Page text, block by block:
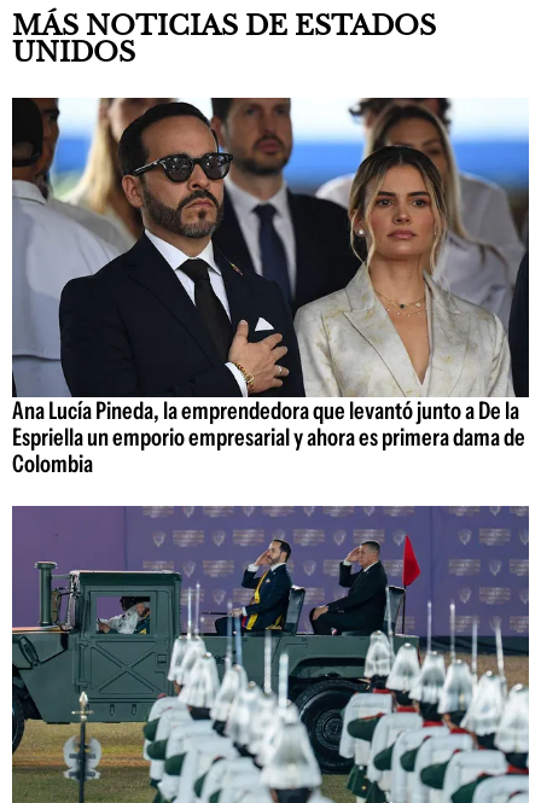
MÁS NOTICIAS DE ESTADOS
UNIDOS
Ana Lucía Pineda, la emprendedora que levantó junto a De la
Espriella un emporio empresarial y ahora es primera dama de
Colombia